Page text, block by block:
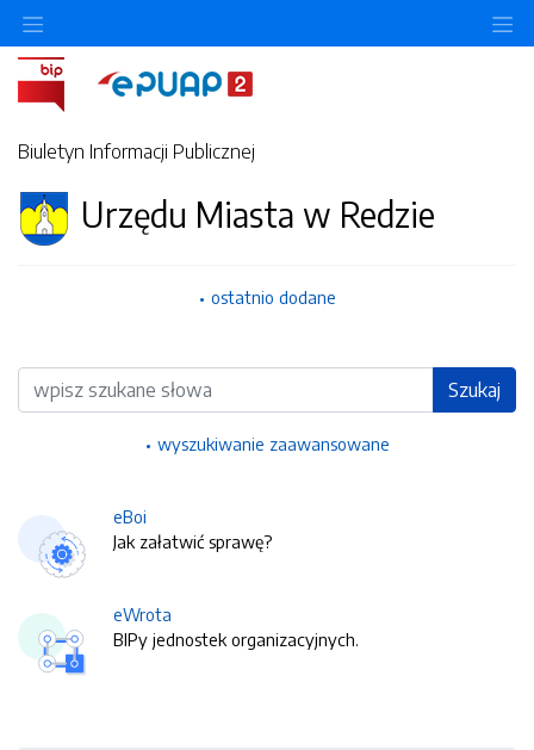
Biuletyn Informacji Publicznej
Urzędu Miasta w Redzie
ostatnio dodane
Wyszukiwarka Szukaj
wyszukiwanie zaawansowane
eBoi
Jak załatwić sprawę?
eWrota
BIPy jednostek organizacyjnych.